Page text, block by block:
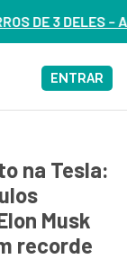
ENTRAR
na Tesla:
Musk
recorde